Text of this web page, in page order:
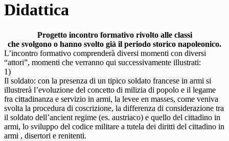
Didattica
Progetto incontro formativo rivolto alle classi
che svolgono o hanno svolto già il periodo storico napoleonico.
L’incontro formativo comprenderà diversi momenti con diversi
“attori”, momenti che verranno qui successivamente illustrati:
1)
Il soldato: con la presenza di un tipico soldato francese in armi si
illustrerà l’evoluzione del concetto di milizia di popolo e il legame
fra cittadinanza e servizio in armi, la levee en masses, come veniva
svolta la procedura di coscrizione, la differenza di considerazione tra
il soldato dell’ancient regime (es. austriaco) e quello del cittadino in
armi, lo sviluppo del codice militare a tutela dei diritti del cittadino in
armi , disertori e renitenti.